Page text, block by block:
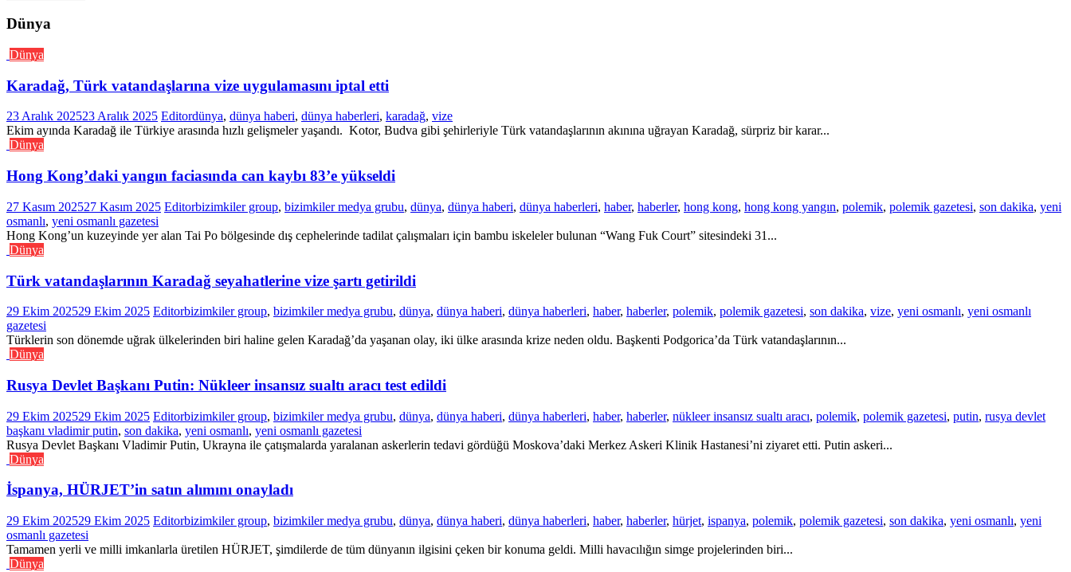
Dünya
Dünya
Karadağ, Türk vatandaşlarına vize uygulamasını iptal etti
23 Aralık 202523 Aralık 2025 Editordünya, dünya haberi, dünya haberleri, karadağ, vize
Ekim ayında Karadağ ile Türkiye arasında hızlı gelişmeler yaşandı. Kotor, Budva gibi şehirleriyle Türk vatandaşlarının akınına uğrayan Karadağ, sürpriz bir karar...
Dünya
Hong Kong’daki yangın faciasında can kaybı 83’e yükseldi
27 Kasım 202527 Kasım 2025 Editorbizimkiler group, bizimkiler medya grubu, dünya, dünya haberi, dünya haberleri, haber, haberler, hong kong, hong kong yangın, polemik, polemik gazetesi, son dakika, yeni
osmanlı, yeni osmanlı gazetesi
Hong Kong’un kuzeyinde yer alan Tai Po bölgesinde dış cephelerinde tadilat çalışmaları için bambu iskeleler bulunan “Wang Fuk Court” sitesindeki 31...
Dünya
Türk vatandaşlarının Karadağ seyahatlerine vize şartı getirildi
29 Ekim 202529 Ekim 2025 Editorbizimkiler group, bizimkiler medya grubu, dünya, dünya haberi, dünya haberleri, haber, haberler, polemik, polemik gazetesi, son dakika, vize, yeni osmanlı, yeni osmanlı
gazetesi
Türklerin son dönemde uğrak ülkelerinden biri haline gelen Karadağ’da yaşanan olay, iki ülke arasında krize neden oldu. Başkenti Podgorica’da Türk vatandaşlarının...
Dünya
Rusya Devlet Başkanı Putin: Nükleer insansız sualtı aracı test edildi
29 Ekim 202529 Ekim 2025 Editorbizimkiler group, bizimkiler medya grubu, dünya, dünya haberi, dünya haberleri, haber, haberler, nükleer insansız sualtı aracı, polemik, polemik gazetesi, putin, rusya devlet
başkanı vladimir putin, son dakika, yeni osmanlı, yeni osmanlı gazetesi
Rusya Devlet Başkanı Vladimir Putin, Ukrayna ile çatışmalarda yaralanan askerlerin tedavi gördüğü Moskova’daki Merkez Askeri Klinik Hastanesi’ni ziyaret etti. Putin askeri...
Dünya
İspanya, HÜRJET’in satın alımını onayladı
29 Ekim 202529 Ekim 2025 Editorbizimkiler group, bizimkiler medya grubu, dünya, dünya haberi, dünya haberleri, haber, haberler, hürjet, ispanya, polemik, polemik gazetesi, son dakika, yeni osmanlı, yeni
osmanlı gazetesi
Tamamen yerli ve milli imkanlarla üretilen HÜRJET, şimdilerde de tüm dünyanın ilgisini çeken bir konuma geldi. Milli havacılığın simge projelerinden biri...
Dünya